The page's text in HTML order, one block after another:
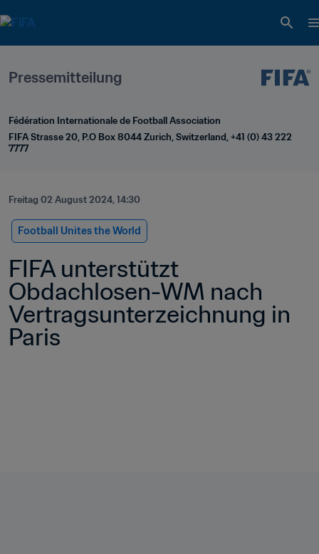
Pressemitteilung
Fédération Internationale de Football Association
FIFA Strasse 20, P.O Box 8044 Zurich, Switzerland, +41 (0) 43 222
7777
Freitag 02 August 2024, 14:30
Football Unites the World
FIFA unterstützt
Obdachlosen-WM nach
Vertragsunterzeichnung in
Paris